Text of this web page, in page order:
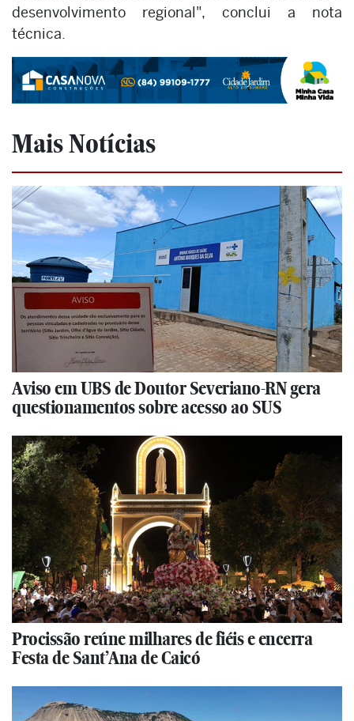
desenvolvimento regional", conclui a nota
técnica.
Mais Notícias
Aviso em UBS de Doutor Severiano-RN gera
questionamentos sobre acesso ao SUS
Procissão reúne milhares de fiéis e encerra
Festa de Sant’Ana de Caicó